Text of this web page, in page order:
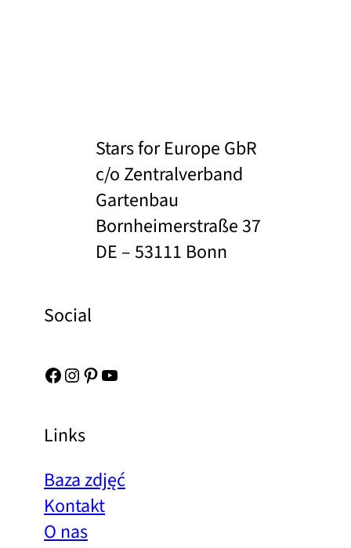
Stars for Europe GbR
c/o Zentralverband
Gartenbau
Bornheimerstraße 37
DE – 53111 Bonn
Social
Facebook Instagram Pinterest YouTube
Links
Baza zdjęć
Kontakt
O nas